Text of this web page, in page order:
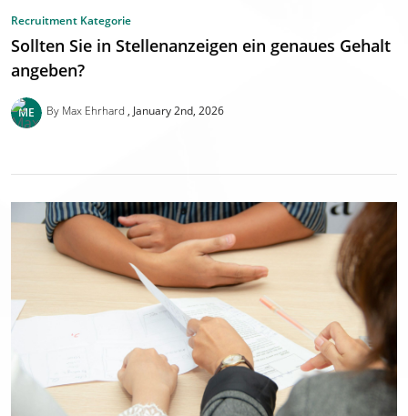
Recruitment Kategorie
Sollten Sie in Stellenanzeigen ein genaues Gehalt
angeben?
By Max Ehrhard January 2nd, 2026